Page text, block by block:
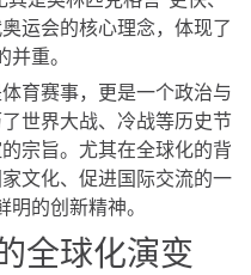
运会的核心理念，体现了
并重。
育赛事，更是一个政治与
世界大战、冷战等历史节
宗旨。尤其在全球化的背
文化、促进国际交流的一
的创新精神。
全球化演变